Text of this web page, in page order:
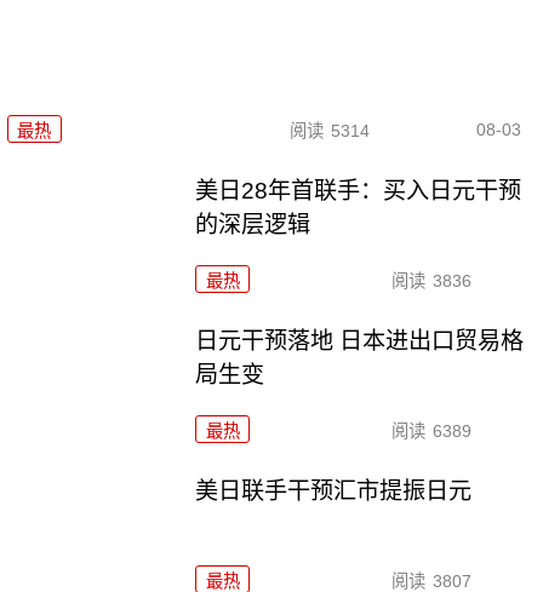
最热 阅读 5314 08-03
美日28年首联手：买入日元干预
的深层逻辑
最热 阅读 3836
日元干预落地 日本进出口贸易格
局生变
最热 阅读 6389
美日联手干预汇市提振日元
最热 阅读 3807